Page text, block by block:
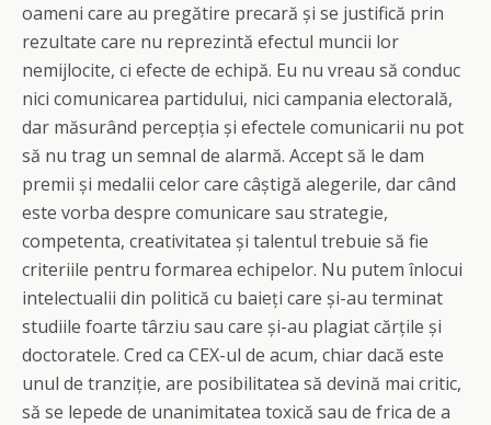
oameni care au pregătire precară și se justifică prin
rezultate care nu reprezintă efectul muncii lor
nemijlocite, ci efecte de echipă. Eu nu vreau să conduc
nici comunicarea partidului, nici campania electorală,
dar măsurând percepția și efectele comunicarii nu pot
să nu trag un semnal de alarmă. Accept să le dam
premii și medalii celor care câștigă alegerile, dar când
este vorba despre comunicare sau strategie,
competenta, creativitatea și talentul trebuie să fie
criteriile pentru formarea echipelor. Nu putem înlocui
intelectualii din politică cu baieți care și-au terminat
studiile foarte târziu sau care și-au plagiat cărțile și
doctoratele. Cred ca CEX-ul de acum, chiar dacă este
unul de tranziție, are posibilitatea să devină mai critic,
să se lepede de unanimitatea toxică sau de frica de a